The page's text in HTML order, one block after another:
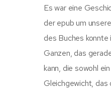
Es war eine
der epub um
des Buches konnte
Ganzen, das
kann, die sowohl
Gleichgewicht,